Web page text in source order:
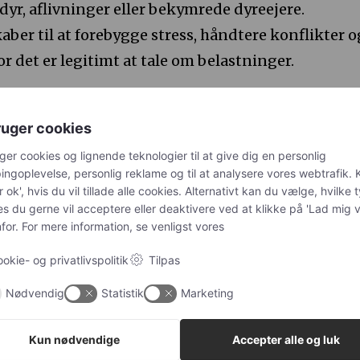
aflivninger eller bekymrede dyreejere.
til at forebygge stress, håndtere konflikter
det er legitimt at tale om belastninger.
som fælles fundament
er, at den skaber et
på arbejdspladsen. Når både ledelse og
fra samme viden og metoder, bliver det lettere
løsninger i fællesskab. Det kan føre til bedre
og mere stabile arbejdsgange.
og dyr
med kæledyr og andre dyr, er
cookies
cookies og lignende teknologier til at give dig en personlig
personlig reklame og til at analysere vores webtrafik.
ok', hvis du vil tillade alle cookies. Alternativt kan du vælge, hvilke
du gerne vil acceptere eller deaktivere ved at klikke på 'Lad mig
For mere information, se venligst vores
og privatlivspolitik Tilpas
Nødvendig Statistik Marketing
Kun nødvendige Accepter alle og luk